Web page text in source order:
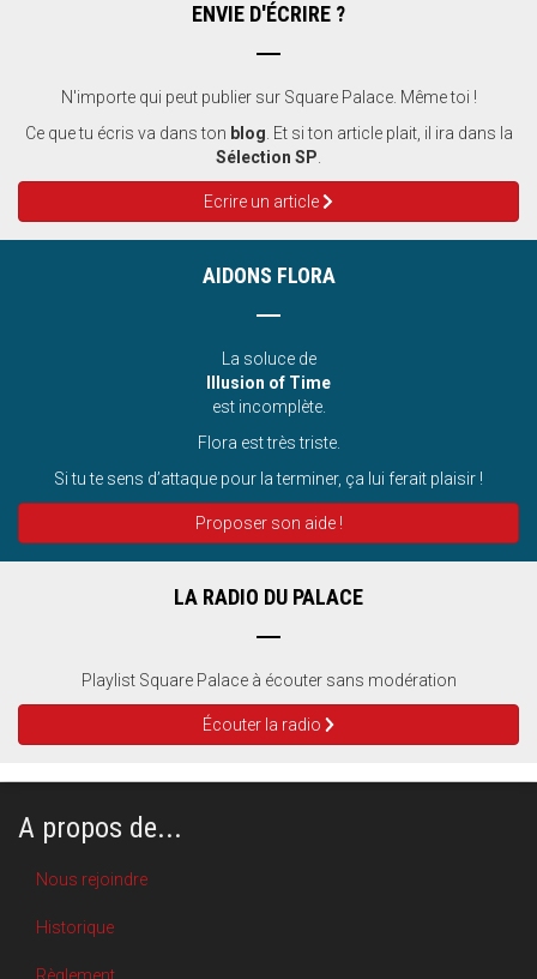
ENVIE D'ÉCRIRE ?
N'importe qui peut publier sur Square Palace. Même toi !
Ce que tu écris va dans ton blog. Et si ton article plait, il ira dans la
Sélection SP.
Ecrire un article
AIDONS FLORA
La soluce de
Illusion of Time
est incomplète.
Flora est très triste.
Si tu te sens d’attaque pour la terminer, ça lui ferait plaisir !
Proposer son aide !
LA RADIO DU PALACE
Playlist Square Palace à écouter sans modération
Écouter la radio
A propos de...
Nous rejoindre
Historique